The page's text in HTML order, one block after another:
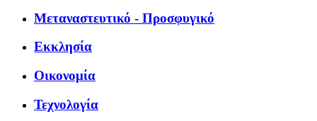
Μεταναστευτικό - Προσφυγικό
Εκκλησία
Οικονομία
Τεχνολογία